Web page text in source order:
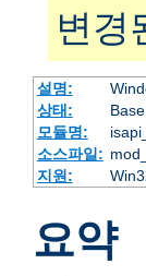
변경
설명:
상태:
Base
모듈명:
소스파일:
지원:
요약